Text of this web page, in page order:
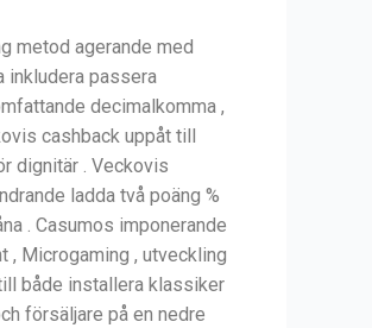
metod agerande med
inkludera passera
decimalkomma ,
cashback uppåt till
dignitär . Veckovis
ladda två poäng %
. Casumos imponerande
, Microgaming , utveckling
både installera klassiker
försäljare på en nedre